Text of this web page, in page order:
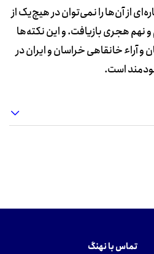
از آن‌ها را نمی‌توان در هیچ‌یک از
هجری بازیافت. و این نکته‌ها
آراء خانقاهی خراسان و ایران در
است.
تماس با نهنگ